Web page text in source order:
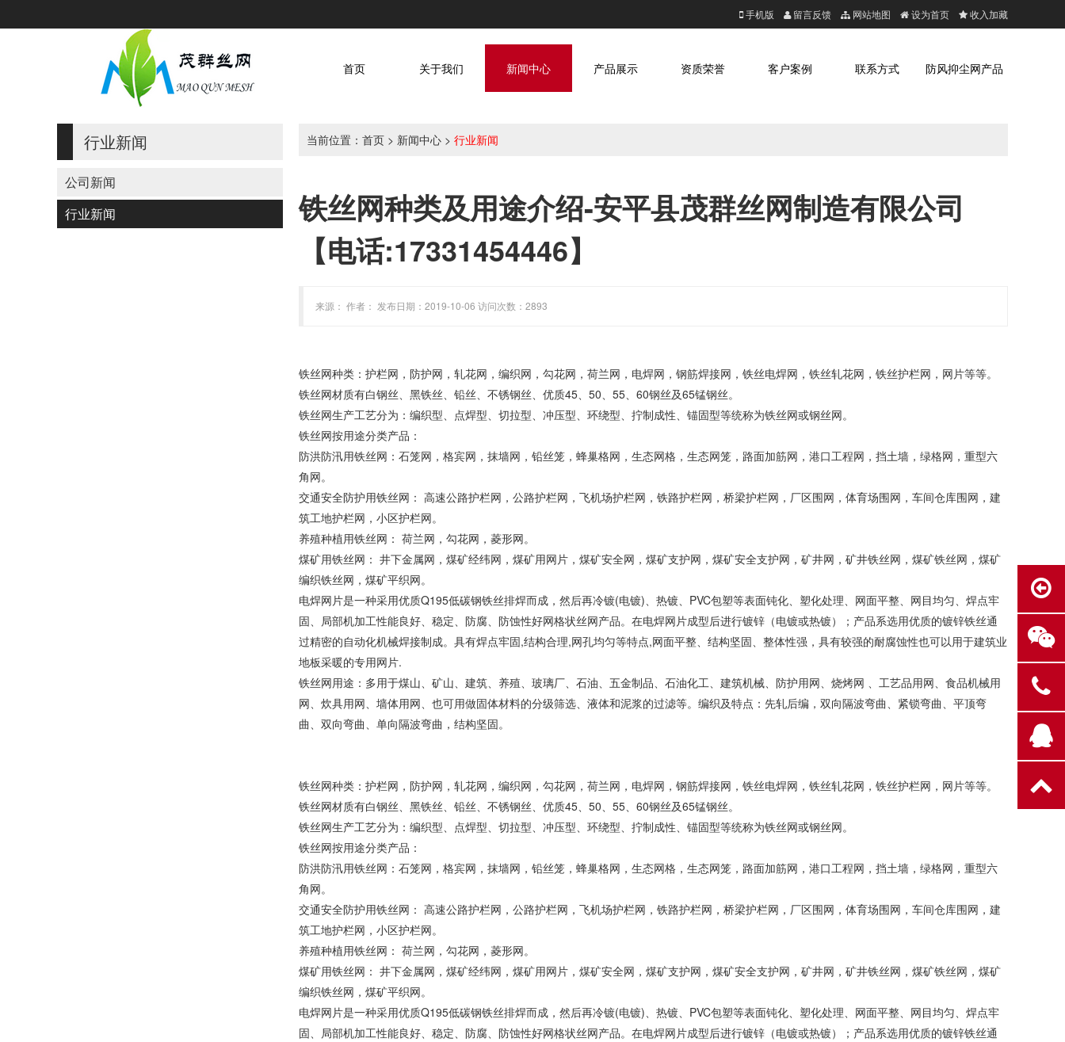
手机版 留言反馈 网站地图 设为首页 收入加藏
防风抑尘网产品
联系方式
客户案例
资质荣誉
产品展示
新闻中心
关于我们
首页
行业新闻
公司新闻
行业新闻
当前位置： 首页 > 新闻中心 > 行业新闻
铁丝网种类及用途介绍-安平县茂群丝网制造有限公司
【电话:17331454446】
来源： 作者： 发布日期：2019-10-06 访问次数：2893
铁丝网种类：护栏网，防护网，轧花网，编织网，勾花网，荷兰网，电焊网，钢筋焊接网，铁丝电焊网，铁丝轧花网，铁丝护栏网，网片等等。
铁丝网材质有白钢丝、黑铁丝、铅丝、不锈钢丝、优质45、50、55、60钢丝及65锰钢丝。
铁丝网生产工艺分为：编织型、点焊型、切拉型、冲压型、环绕型、拧制成性、锚固型等统称为铁丝网或钢丝网。
铁丝网按用途分类产品：
防洪防汛用铁丝网：石笼网，格宾网，抹墙网，铅丝笼，蜂巢格网，生态网格，生态网笼，路面加筋网，港口工程网，挡土墙，绿格网，重型六
角网。
交通安全防护用铁丝网： 高速公路护栏网，公路护栏网，飞机场护栏网，铁路护栏网，桥梁护栏网，厂区围网，体育场围网，车间仓库围网，建
筑工地护栏网，小区护栏网。
养殖种植用铁丝网： 荷兰网，勾花网，菱形网。
煤矿用铁丝网： 井下金属网，煤矿经纬网，煤矿用网片，煤矿安全网，煤矿支护网，煤矿安全支护网，矿井网，矿井铁丝网，煤矿铁丝网，煤矿
编织铁丝网，煤矿平织网。
电焊网片是一种采用优质Q195低碳钢铁丝排焊而成，然后再冷镀(电镀)、热镀、PVC包塑等表面钝化、塑化处理、网面平整、网目均匀、焊点牢
固、局部机加工性能良好、稳定、防腐、防蚀性好网格状丝网产品。在电焊网片成型后进行镀锌（电镀或热镀）；产品系选用优质的镀锌铁丝通
过精密的自动化机械焊接制成。具有焊点牢固,结构合理,网孔均匀等特点,网面平整、结构坚固、整体性强，具有较强的耐腐蚀性也可以用于建筑业
地板采暖的专用网片.
铁丝网用途：多用于煤山、矿山、建筑、养殖、玻璃厂、石油、五金制品、石油化工、建筑机械、防护用网、烧烤网 、工艺品用网、食品机械用
网、炊具用网、墙体用网、也可用做固体材料的分级筛选、液体和泥浆的过滤等。编织及特点：先轧后编，双向隔波弯曲、紧锁弯曲、平顶弯
曲、双向弯曲、单向隔波弯曲，结构坚固。
铁丝网种类：护栏网，防护网，轧花网，编织网，勾花网，荷兰网，电焊网，钢筋焊接网，铁丝电焊网，铁丝轧花网，铁丝护栏网，网片等等。
铁丝网材质有白钢丝、黑铁丝、铅丝、不锈钢丝、优质45、50、55、60钢丝及65锰钢丝。
铁丝网生产工艺分为：编织型、点焊型、切拉型、冲压型、环绕型、拧制成性、锚固型等统称为铁丝网或钢丝网。
铁丝网按用途分类产品：
防洪防汛用铁丝网：石笼网，格宾网，抹墙网，铅丝笼，蜂巢格网，生态网格，生态网笼，路面加筋网，港口工程网，挡土墙，绿格网，重型六
角网。
交通安全防护用铁丝网： 高速公路护栏网，公路护栏网，飞机场护栏网，铁路护栏网，桥梁护栏网，厂区围网，体育场围网，车间仓库围网，建
筑工地护栏网，小区护栏网。
养殖种植用铁丝网： 荷兰网，勾花网，菱形网。
煤矿用铁丝网： 井下金属网，煤矿经纬网，煤矿用网片，煤矿安全网，煤矿支护网，煤矿安全支护网，矿井网，矿井铁丝网，煤矿铁丝网，煤矿
编织铁丝网，煤矿平织网。
电焊网片是一种采用优质Q195低碳钢铁丝排焊而成，然后再冷镀(电镀)、热镀、PVC包塑等表面钝化、塑化处理、网面平整、网目均匀、焊点牢
固、局部机加工性能良好、稳定、防腐、防蚀性好网格状丝网产品。在电焊网片成型后进行镀锌（电镀或热镀）；产品系选用优质的镀锌铁丝通